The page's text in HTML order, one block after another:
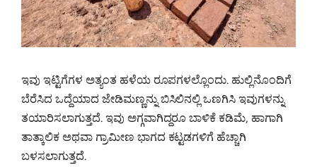
ಇವು ಇಟ್ಟಿಗೆಗಳ ಅತ್ಯಂತ ಹಳೆಯ ರೂಪಗಳಲ್ಲೊಂದು. ಹುಲ್ಲಿನೊಂದಿಗೆ
ಬೆರೆಸಿದ ಒದ್ದೆಯಾದ ಜೇಡಿಮಣ್ಣನ್ನು ಬಿಸಿಲಿನಲ್ಲಿ ಒಣಗಿಸಿ ಇವುಗಳನ್ನು
ತಯಾರಿಸಲಾಗುತ್ತದೆ. ಇವು ಅಗ್ಗವಾಗಿದ್ದರೂ ಬಾಳಿಕೆ ಕಡಿಮೆ, ಹಾಗಾಗಿ
ತಾತ್ಕಾಲಿಕ ಅಥವಾ ಗ್ರಾಮೀಣ ಭಾಗದ ಕಟ್ಟಡಗಳಿಗೆ ಹೆಚ್ಚಾಗಿ
ಬಳಸಲಾಗುತ್ತದೆ.